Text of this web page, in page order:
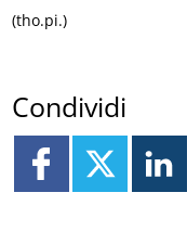
(tho.pi.)
Condividi